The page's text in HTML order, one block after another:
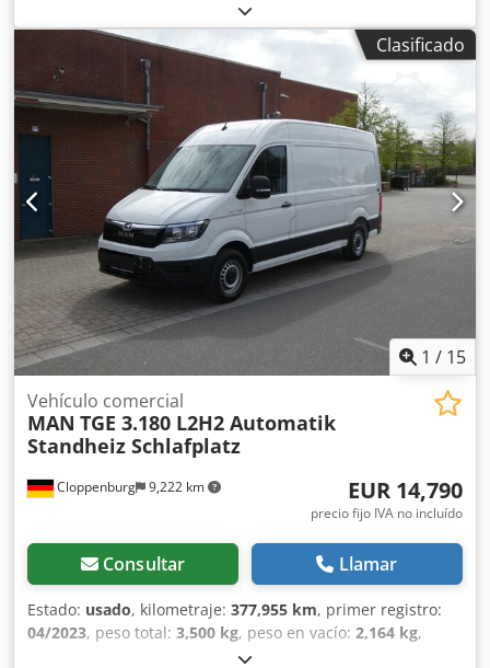
, Año de fabricación:
de la carga:32,740 kg, amortiguación:aire, volumen del
espacio de carga:50 m³, longitud del espacio de carga:
9,400 mm
, anchura del espacio de carga:
del espacio de carga:
, tamaño del neumático
trasero:
385/65 R 22.5 , cabina del conductor:otro,
distancia entre ejes:1,310 mm, Equipamiento:ABS, *
Cierre con 4 ganchos * ABS * Dispositivo de apoyo *
Llantas de aluminio * Panel de control para la suspensión
neumática * Lona Cramaro * ECAS * Bastidor de simple
viga * Guardabarros individual por rueda * Acero del
chasis * Junta de goma * Compuerta para granos *
Enganche de tipo König de 2'' * Faro de marcha atrás LED *
Soportes de carga vacía * Eje elevable simple * Indicador
OptiTire en la pantalla Smart Board * Compactador
neumático de suelo, tipo NCT 29 * Protección inferior
neumática * Freno de disco * Pantalla Smart Board *
Mapas W Cjdpozqzk Njfx Ah Rsrf * Depósito de agua
Clasificado
1 / 15
Cloppenburg 9,222 km
Vehículo comercial
MAN TGE 3.180 L2H2 Automatik
Standheiz Schlafplatz
EUR 14,790
precio fijo IVA no incluído
Consultar Llamar
Estado: usado, kilometraje: 377,955 km, primer registro:
04/2023, peso total: 3,500 kg, peso en vacío: 2,164 kg,
, tipo de engranaje: